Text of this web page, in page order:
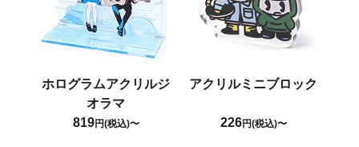
ホログラムアクリルジ
オラマ
819円(税込)〜
アクリルミニブロック
226円(税込)〜